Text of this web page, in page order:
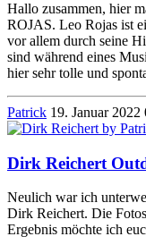
Hallo zusammen, hier
ROJAS. Leo Rojas ist
vor allem durch seine
sind während eines
hier sehr tolle und
Patrick 19. Januar 2022
Dirk Reichert
Neulich war ich
Dirk Reichert. Die
Ergebnis möchte ich